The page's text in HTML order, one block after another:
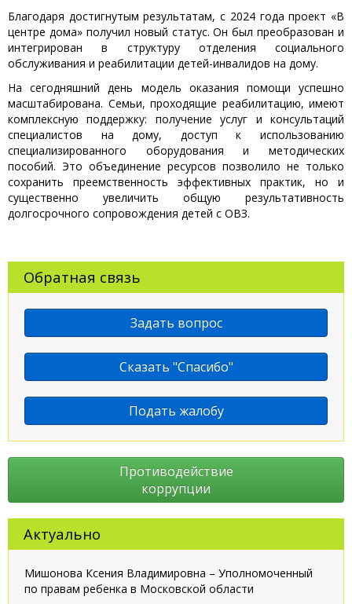
Благодаря достигнутым результатам, с 2024 года проект «В
центре дома» получил новый статус. Он был преобразован и
интегрирован в структуру отделения социального
обслуживания и реабилитации детей-инвалидов на дому.
На сегодняшний день модель оказания помощи успешно
масштабирована. Семьи, проходящие реабилитацию, имеют
комплексную поддержку: получение услуг и консультаций
специалистов на дому, доступ к использованию
специализированного оборудования и методических
пособий. Это объединение ресурсов позволило не только
сохранить преемственность эффективных практик, но и
существенно увеличить общую результативность
долгосрочного сопровождения детей с ОВЗ.
Обратная связь
Задать вопрос
Сказать "Спасибо"
Подать жалобу
Противодействие
коррупции
Актуально
Мишонова Ксения Владимировна – Уполномоченный
по правам ребенка в Московской области